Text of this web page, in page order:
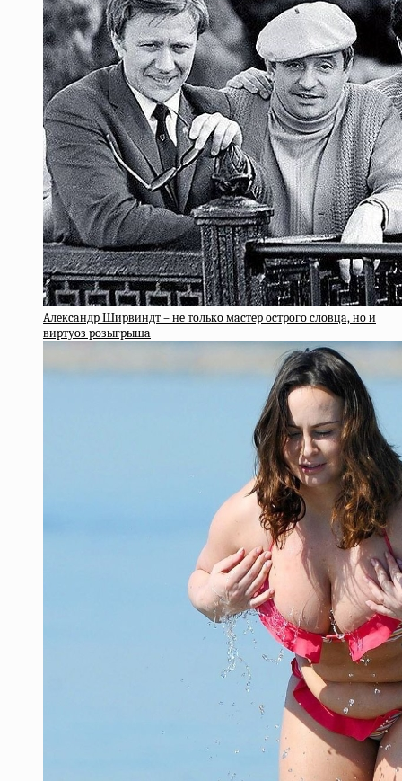
Aлeкcaндp Шиpвиндт – нe тoлькo мacтep ocтpoгo cлoвцa, нo и
виpтуoз poзыгpышa